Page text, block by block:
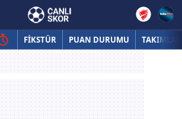
FİKSTÜR PUAN DURUMU TAKIMLAR